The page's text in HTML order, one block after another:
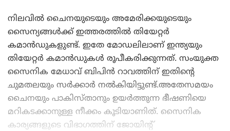
നിലവില്‍ ചൈനയുടെയും അമേരിക്കയുടെയും
സൈന്യങ്ങള്‍ക്ക് ഇത്തരത്തില്‍ തിയേറ്റര്‍
കമാന്‍ഡുകളുണ്ട്. ഇതേ മോഡലിലാണ് ഇന്ത്യയും
തിയേറ്റര്‍ കമാന്‍ഡുകള്‍ രൂപീകരിക്കുന്നത്. സംയുക്ത
സൈനിക മേധാവ് ബിപിന്‍ റാവത്തിന് ഇതിന്റെ
ചുമതലയും സര്‍ക്കാര്‍ നല്‍കിയിട്ടുണ്ട്.അതേസമയം
ചൈനയും പാകിസ്താനും ഉയര്‍ത്തുന്ന ഭീഷണിയെ
മറികടക്കാനുള്ള നീക്കം കൂടിയാണിത്. സൈനിക
കാര്യങ്ങളുടെ വിഭാഗത്തിന് ജോയിന്റ്